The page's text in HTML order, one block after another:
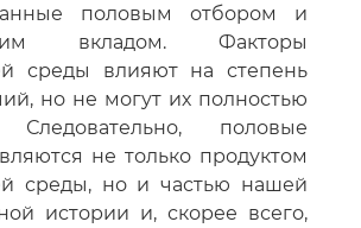
половым отбором и
вкладом. Факторы
среды влияют на степень
но не могут их полностью
Следовательно, половые
не только продуктом
среды, но и частью нашей
истории и, скорее всего,